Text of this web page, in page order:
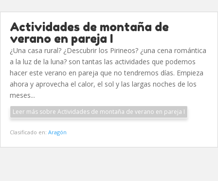
Actividades de montaña de
verano en pareja I
¿Una casa rural? ¿Descubrir los Pirineos? ¿una cena romántica
a la luz de la luna? son tantas las actividades que podemos
hacer este verano en pareja que no tendremos días. Empieza
ahora y aprovecha el calor, el sol y las largas noches de los
meses...
Leer más sobre Actividades de montaña de verano en pareja I
Clasificado en: Aragón